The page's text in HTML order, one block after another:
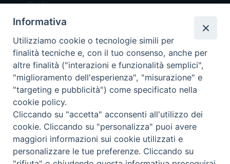
Chi Siamo
Redazione
Scrivici
Copyright © 2019 - Tutti i diritti riservati - Vita
Trentina Editrice
Privacy Policy
Torna
Informativa
Utilizziamo cookie o tecnologie simili per
finalità tecniche e, con il tuo consenso, anche per
altre finalità ("interazioni e funzionalità semplici",
"miglioramento dell'esperienza", "misurazione" e
"targeting e pubblicità") come specificato nella
cookie policy.
Cliccando su "accetta" acconsenti all'utilizzo dei
cookie. Cliccando su "personalizza" puoi avere
maggiori informazioni sui cookie utilizzati e
personalizzare le tue preferenze. Cliccando su